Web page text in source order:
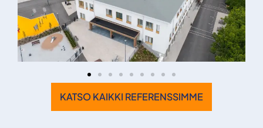
KATSO KAIKKI REFERENSSIMME